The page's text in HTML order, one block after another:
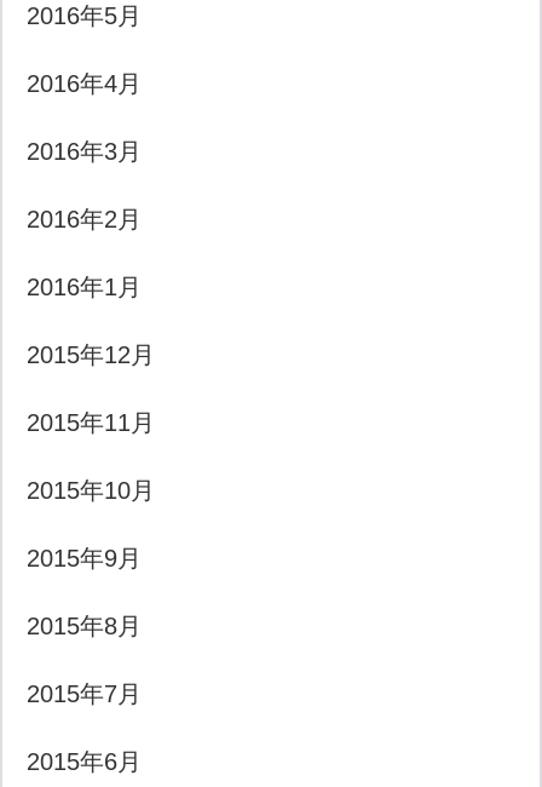
2016年5月
2016年4月
2016年3月
2016年2月
2016年1月
2015年12月
2015年11月
2015年10月
2015年9月
2015年8月
2015年7月
2015年6月